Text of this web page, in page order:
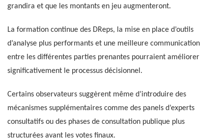
grandira et que les montants en jeu augmenteront.
La formation continue des DReps, la mise en place d’outils
d’analyse plus performants et une meilleure communication
entre les différentes parties prenantes pourraient améliorer
significativement le processus décisionnel.
Certains observateurs suggèrent même d’introduire des
mécanismes supplémentaires comme des panels d’experts
consultatifs ou des phases de consultation publique plus
structurées avant les votes finaux.